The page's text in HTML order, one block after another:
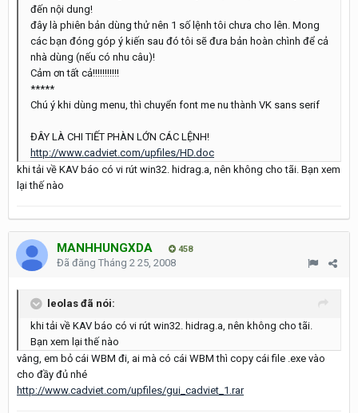
đến nội dung!
đây là phiên bản dùng thử nên 1 số lệnh tôi chưa cho lên. Mong
các bạn đóng góp ý kiến sau đó tôi sẽ đưa bản hoàn chình để cả
nhà dùng (nếu có nhu câu)!
Cảm ơn tất cả!!!!!!!!!!!
*****
Chú ý khi dùng menu, thì chuyển font me nu thành VK sans serif
ĐÂY LÀ CHI TIẾT PHÀN LỚN CÁC LỆNH!
http://www.cadviet.com/upfiles/HD.doc
khi tải về KAV báo có vi rút win32. hidrag.a, nên không cho tãi. Bạn xem
lại thế nào
MANHHUNGXDA 458
Đã đăng Tháng 2 25, 2008
leolas đã nói:
khi tải về KAV báo có vi rút win32. hidrag.a, nên không cho tãi.
Bạn xem lại thế nào
vâng, em bỏ cái WBM đi, ai mà có cái WBM thì copy cái file .exe vào
cho đầy đủ nhé
http://www.cadviet.com/upfiles/gui_cadviet_1.rar